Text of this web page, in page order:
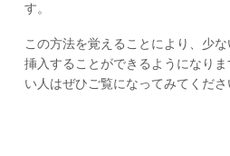
す。
この方法を覚えることにより、少
挿入することができるようになり
い人はぜひご覧になってみてくださ